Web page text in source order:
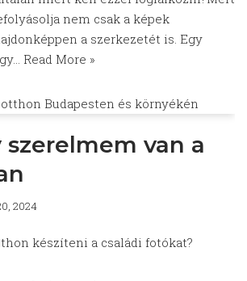
nem csak a képek
a szerkezetét is. Egy
Read More »
szerelmem van a
2024
készíteni a családi fotókat?